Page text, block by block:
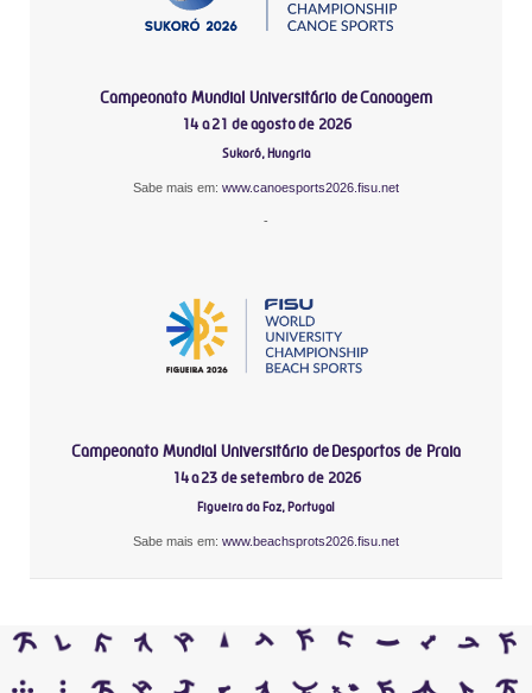
Campeonato Mundial Universitário de Canoagem
14 a 21 de agosto de 2026
Sukoró, Hungria
Sabe mais em: www.canoesports2026.fisu.net
-
Campeonato Mundial Universitário de Desportos de Praia
14 a 23 de setembro de 2026
Figueira da Foz, Portugal
Sabe mais em: www.beachsprots2026.fisu.net